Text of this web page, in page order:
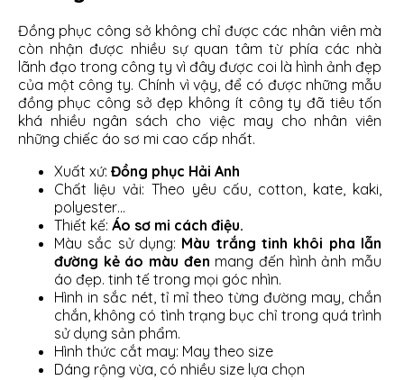
Đồng phục công sở không chỉ được các nhân viên mà
còn nhận được nhiều sự quan tâm từ phía các nhà
lãnh đạo trong công ty vì đây được coi là hình ảnh đẹp
của một công ty. Chính vì vậy, để có được những mẫu
đồng phục công sở đẹp không ít công ty đã tiêu tốn
khá nhiều ngân sách cho việc may cho nhân viên
những chiếc áo sơ mi cao cấp nhất.
Xuất xứ: Đồng phục Hải Anh
Chất liệu vải: Theo yêu cấu, cotton, kate, kaki,
polyester…
Thiết kế: Áo sơ mi cách điệu.
Màu sắc sử dụng: Màu trắng tinh khôi pha lẫn
đường kẻ áo màu đen mang đến hình ảnh mẫu
áo đẹp. tinh tế trong mọi góc nhìn.
Hình in sắc nét, tỉ mỉ theo từng đường may, chắn
chắn, không có tình trạng bục chỉ trong quá trình
sử dụng sản phẩm.
Hình thức cắt may: May theo size
Dáng rộng vừa, có nhiều size lựa chọn